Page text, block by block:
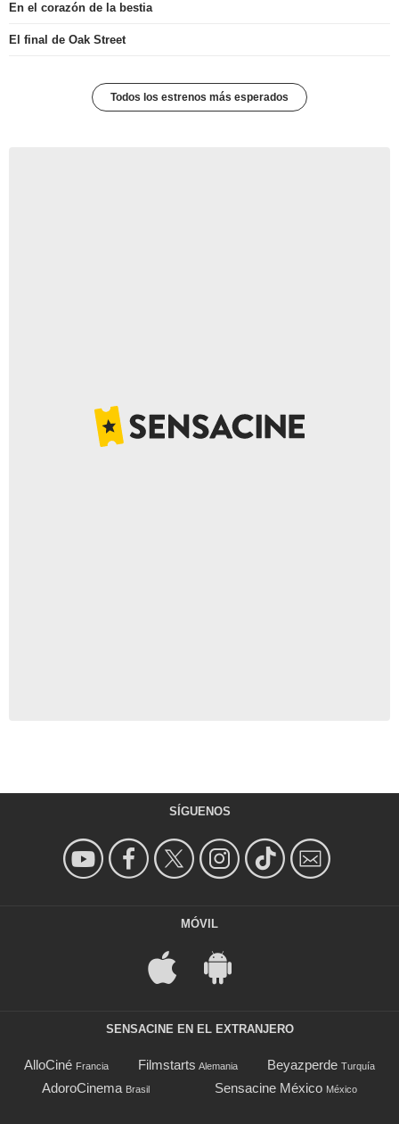
En el corazón de la bestia
El final de Oak Street
Todos los estrenos más esperados
SÍGUENOS
MÓVIL
SENSACINE EN EL EXTRANJERO
AlloCiné Francia Filmstarts Alemania Beyazperde Turquía
AdoroCinema Brasil Sensacine México México